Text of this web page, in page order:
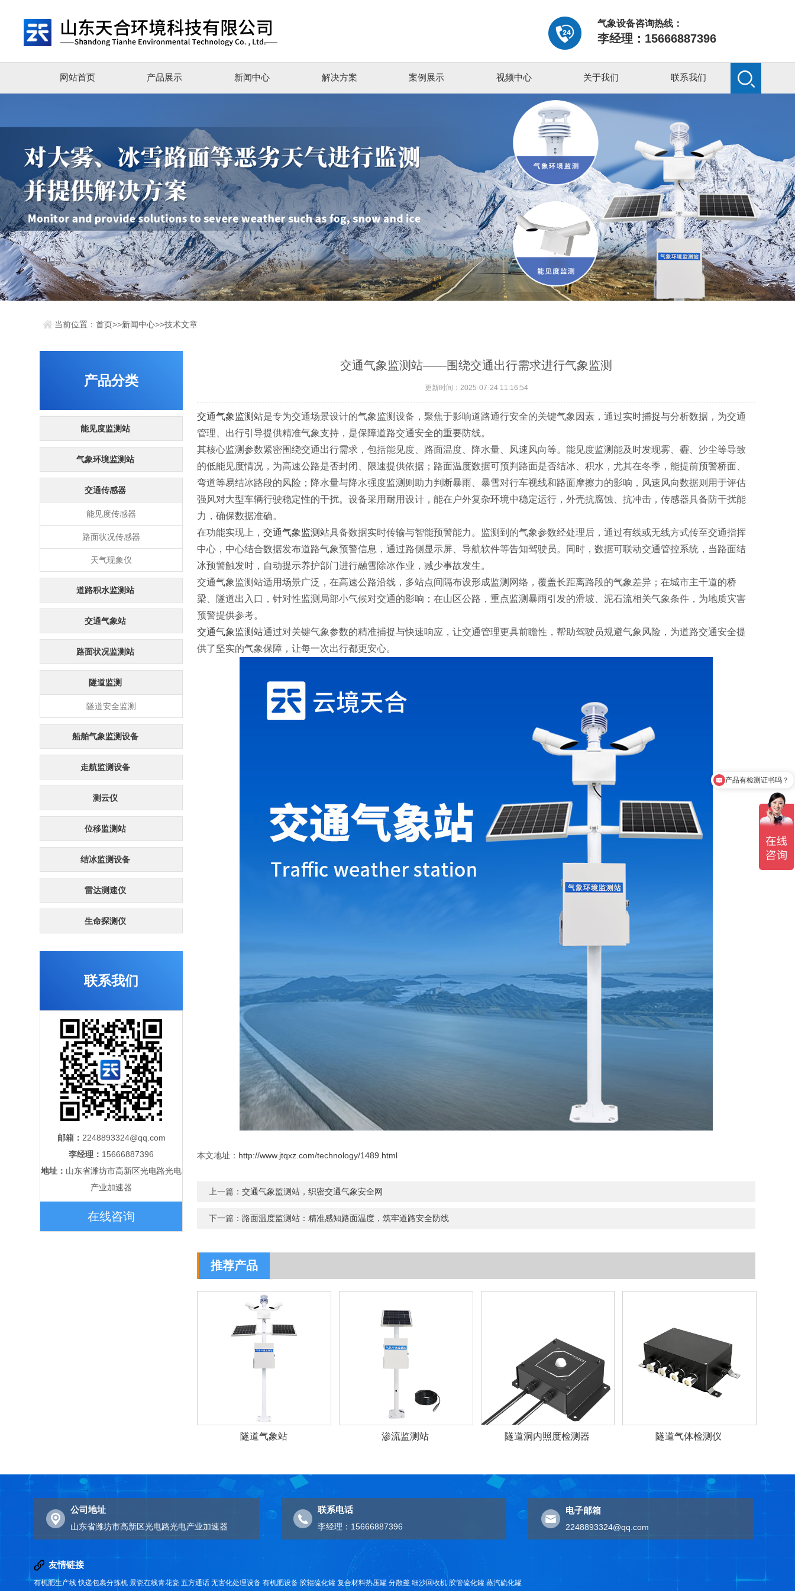
气象设备咨询热线：
李经理：15666887396
网站首页 产品展示 新闻中心 解决方案 案例展示 视频中心 关于我们 联系我们
当前位置：首页>>新闻中心>>技术文章
交通气象监测站——围绕交通出行需求进行气象监测
更新时间：2025-07-24 11:16:54
交通气象监测站是专为交通场景设计的气象监测设备，聚焦于影响道路通行安全的关键气象因素，通过实时捕捉与分析数据，为交通
管理、出行引导提供精准气象支持，是保障道路交通安全的重要防线。
其核心监测参数紧密围绕交通出行需求，包括能见度、路面温度、降水量、风速风向等。能见度监测能及时发现雾、霾、沙尘等导致
的低能见度情况，为高速公路是否封闭、限速提供依据；路面温度数据可预判路面是否结冰、积水，尤其在冬季，能提前预警桥面、
弯道等易结冰路段的风险；降水量与降水强度监测则助力判断暴雨、暴雪对行车视线和路面摩擦力的影响，风速风向数据则用于评估
强风对大型车辆行驶稳定性的干扰。设备采用耐用设计，能在户外复杂环境中稳定运行，外壳抗腐蚀、抗冲击，传感器具备防干扰能
力，确保数据准确。
在功能实现上，交通气象监测站具备数据实时传输与智能预警能力。监测到的气象参数经处理后，通过有线或无线方式传至交通指挥
中心，中心结合数据发布道路气象预警信息，通过路侧显示屏、导航软件等告知驾驶员。同时，数据可联动交通管控系统，当路面结
冰预警触发时，自动提示养护部门进行融雪除冰作业，减少事故发生。
交通气象监测站适用场景广泛，在高速公路沿线，多站点间隔布设形成监测网络，覆盖长距离路段的气象差异；在城市主干道的桥
梁、隧道出入口，针对性监测局部小气候对交通的影响；在山区公路，重点监测暴雨引发的滑坡、泥石流相关气象条件，为地质灾害
预警提供参考。
交通气象监测站通过对关键气象参数的精准捕捉与快速响应，让交通管理更具前瞻性，帮助驾驶员规避气象风险，为道路交通安全提
供了坚实的气象保障，让每一次出行都更安心。
本文地址： http://www.jtqxz.com/technology/1489.html
上一篇：​交通气象监测站，织密交通气象安全网
下一篇： 路面温度监测站：精准感知路面温度，筑牢道路安全防线
推荐产品
隧道气象站 渗流监测站 隧道洞内照度检测器 隧道气体检测仪
产品分类
能见度监测站
气象环境监测站
交通传感器
能见度传感器
路面状况传感器
天气现象仪
道路积水监测站
交通气象站
路面状况监测站
隧道监测
隧道安全监测
船舶气象监测设备
走航监测设备
测云仪
位移监测站
结冰监测设备
雷达测速仪
生命探测仪
联系我们
邮箱： 2248893324@qq.com
李经理： 15666887396
地址： 山东省潍坊市高新区光电路光电
产业加速器
在线咨询
公司地址
山东省潍坊市高新区光电路光电产业加速器
联系电话
李经理：15666887396
电子邮箱
2248893324@qq.com
友情链接
有机肥生产线 快递包裹分拣机 景瓷在线青花瓷 五方通话 无害化处理设备 有机肥设备 胶辊硫化罐 复合材料热压罐 分散釜 细沙回收机 胶管硫化罐 蒸汽硫化罐
产品有检测证书吗？